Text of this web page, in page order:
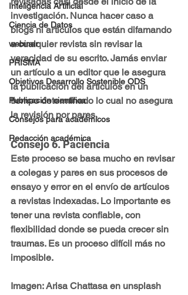
Inteligencia Artificial
Ciencia de Datos
webinar
PRISMA
Objetivos Desarrollo Sostenible ODS
Publicación científica
Consejos para académicos
Redacción académica
investigación. Nunca hacer caso a
blogs ni artículos que están difamando
a cualquier revista sin revisar la
veracidad de su escrito. Jamás enviar
un artículo a un editor que le asegura
la publicación del artículos en un
tiempo determinado lo cual no asegura
la revisión por pares.
Consejo 6. Paciencia
Este proceso se basa mucho en revisar
a colegas y pares en sus procesos de
ensayo y error en el envío de artículos
a revistas indexadas. Lo importante es
tener una revista confiable, con
flexibilidad donde se pueda crecer sin
traumas. Es un proceso difícil más no
imposible.
Imagen: Arisa Chattasa en unsplash